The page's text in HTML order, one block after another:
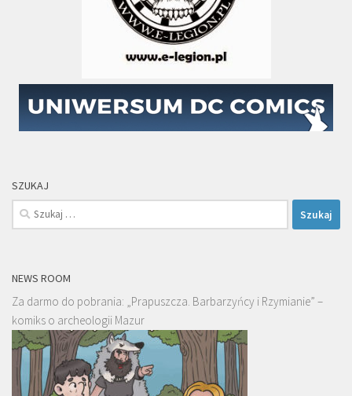
SZUKAJ
Szukaj:
NEWS ROOM
Za darmo do pobrania: „Prapuszcza. Barbarzyńcy i Rzymianie” –
komiks o archeologii Mazur